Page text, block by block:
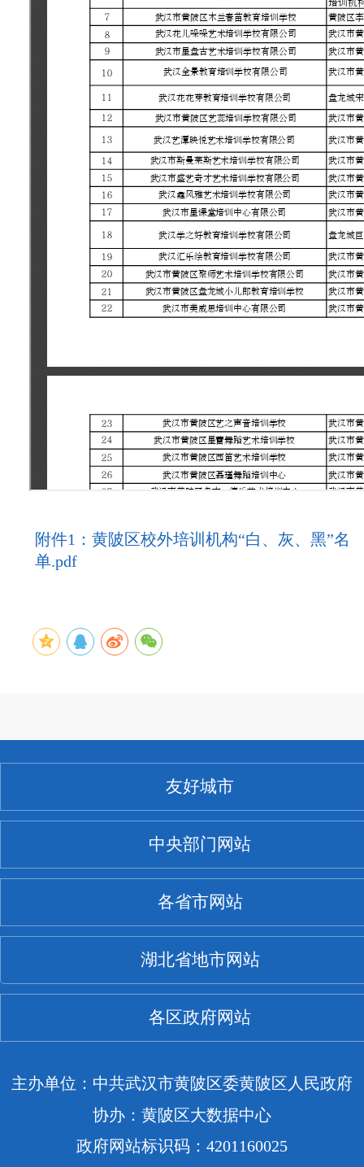
附件1：黄陂区校外培训机构“白、灰、黑”名
单.pdf
友好城市
中央部门网站
各省市网站
湖北省地市网站
各区政府网站
主办单位：中共武汉市黄陂区委黄陂区人民政府
协办：黄陂区大数据中心
政府网站标识码：4201160025